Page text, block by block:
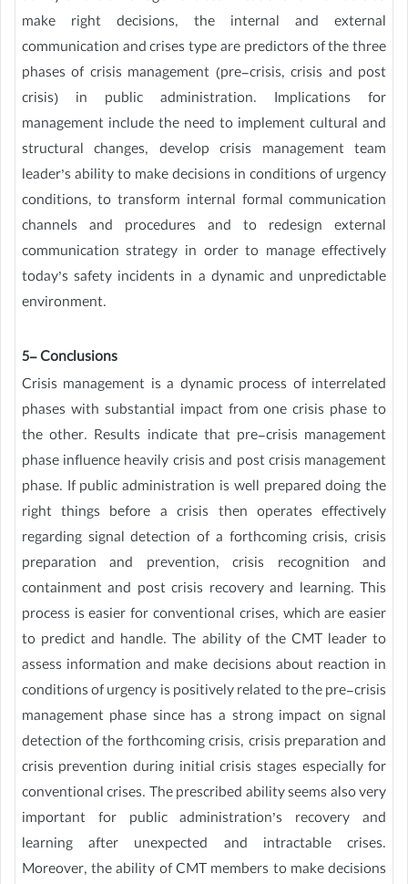
make right decisions, the internal and external
communication and crises type are predictors of the three
phases of crisis management (pre-crisis, crisis and post
crisis) in public administration. Implications for
management include the need to implement cultural and
structural changes, develop crisis management team
leader’s ability to make decisions in conditions of urgency
conditions, to transform internal formal communication
channels and procedures and to redesign external
communication strategy in order to manage effectively
today’s safety incidents in a dynamic and unpredictable
environment.
5- Conclusions
Crisis management is a dynamic process of interrelated
phases with substantial impact from one crisis phase to
the other. Results indicate that pre-crisis management
phase influence heavily crisis and post crisis management
phase. If public administration is well prepared doing the
right things before a crisis then operates effectively
regarding signal detection of a forthcoming crisis, crisis
preparation and prevention, crisis recognition and
containment and post crisis recovery and learning. This
process is easier for conventional crises, which are easier
to predict and handle. The ability of the CMT leader to
assess information and make decisions about reaction in
conditions of urgency is positively related to the pre-crisis
management phase since has a strong impact on signal
detection of the forthcoming crisis, crisis preparation and
crisis prevention during initial crisis stages especially for
conventional crises. The prescribed ability seems also very
important for public administration’s recovery and
learning after unexpected and intractable crises.
Moreover, the ability of CMT members to make decisions